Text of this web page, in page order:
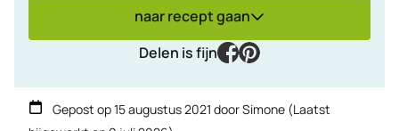
naar recept gaan
Delen is fijn
facebook
pinterest
Gepost op15 augustus 2021 doorSimone (Laatst